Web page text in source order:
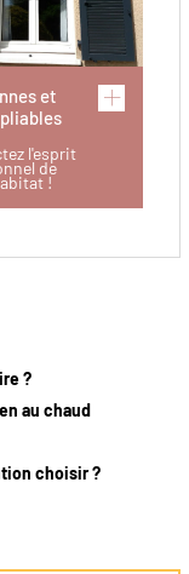
et
l'esprit
de
!
?
au chaud
choisir ?